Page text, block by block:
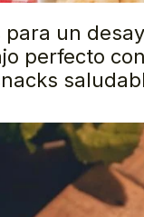
para un
perfecto